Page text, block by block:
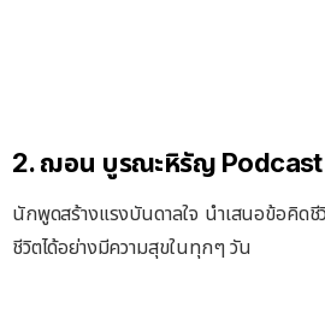
2. ฌอน บูรณะหิรัญ Podcast
นักพูดสร้างแรงบันดาลใจ นำเสนอข้อคิด
ชีวิตได้อย่างมีความสุขในทุกๆ วัน